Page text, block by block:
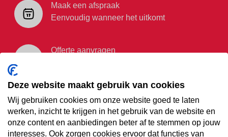
Maak een afspraak
Eenvoudig wanneer het uitkomt
Offerte aanvragen
€35,- korting op je
volgende vakantie
Deze website maakt gebruik van cookies
Wij gebruiken cookies om onze website goed te laten
werken, inzicht te krijgen in het gebruik van de website en
onze content en aanbiedingen beter af te stemmen op jouw
interesses. Ook zorgen cookies ervoor dat functies van